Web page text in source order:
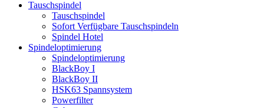
Tauschspindel
Tauschspindel
Sofort Verfügbare Tauschspindeln
Spindel Hotel
Spindeloptimierung
Spindeloptimierung
BlackBoy I
BlackBoy II
HSK63 Spannsystem
Powerfilter